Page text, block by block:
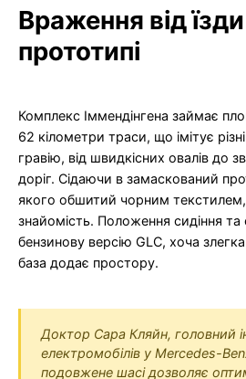
Враження від
прототипі
Комплекс Іммендінгена займає
62 кілометри траси, що імітує
гравію, від швидкісних овалів до
доріг. Сідаючи в замаскований
якого обшитий чорним текстилем,
знайомість. Положення сидіння
бензинову версію GLC, хоча
база додає простору.
Доктор Сара Кляйн, головний
електромобілів у Mercedes-
подовжене шасі дозволяє